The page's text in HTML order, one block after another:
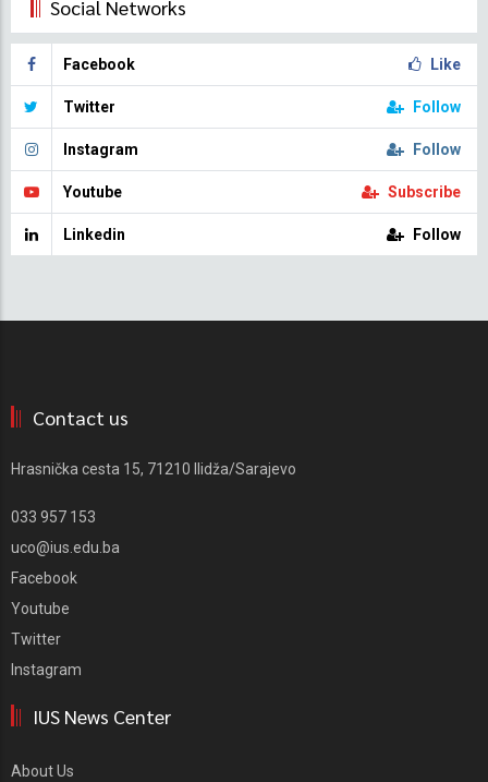
Social Networks
Facebook Like
Twitter Follow
Instagram Follow
Youtube Subscribe
Linkedin Follow
Contact us
Hrasnička cesta 15, 71210 Ilidža/Sarajevo
033 957 153
uco@ius.edu.ba
Facebook
Youtube
Twitter
Instagram
IUS News Center
About Us